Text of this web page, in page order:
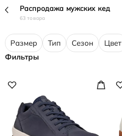
Распродажа мужских кед
63 товара
Размер Тип Сезон Цвет
Фильтры